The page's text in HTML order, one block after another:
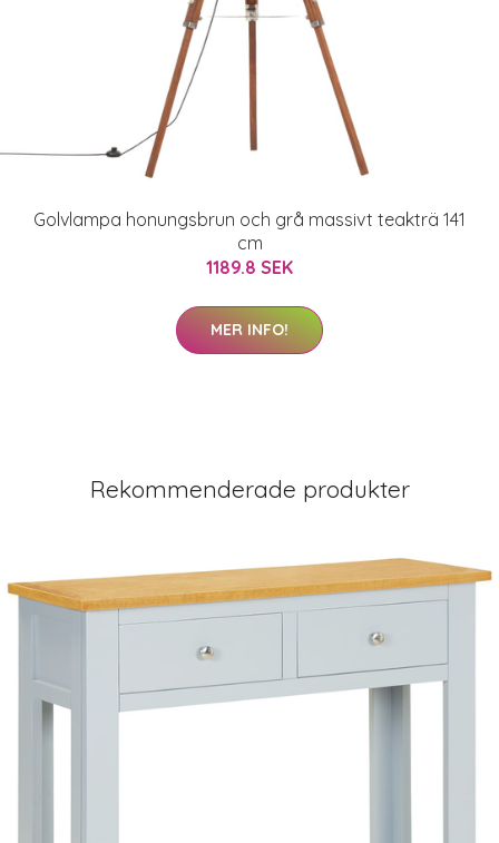
Golvlampa honungsbrun och grå massivt teakträ 141
cm
1189.8 SEK
MER INFO!
Rekommenderade produkter